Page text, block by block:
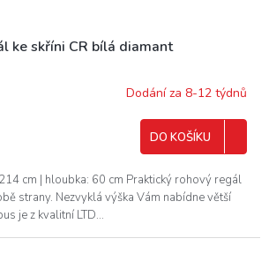
ke skříni CR bílá diamant
Dodání za 8-12 týdnů
DO KOŠÍKU
cm | hloubka: 60 cm Praktický rohový regál
strany. Nezvyklá výška Vám nabídne větší
je z kvalitní LTD...